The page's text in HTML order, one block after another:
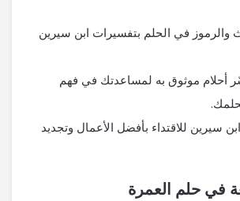
والرموز في الحلم بتفسيرات ابن سيرين
أحلام موثوق به لمساعدتك في فهم
سيرين للاقتداء بأفضل الأعمال وتجديد
في حلم العمرة